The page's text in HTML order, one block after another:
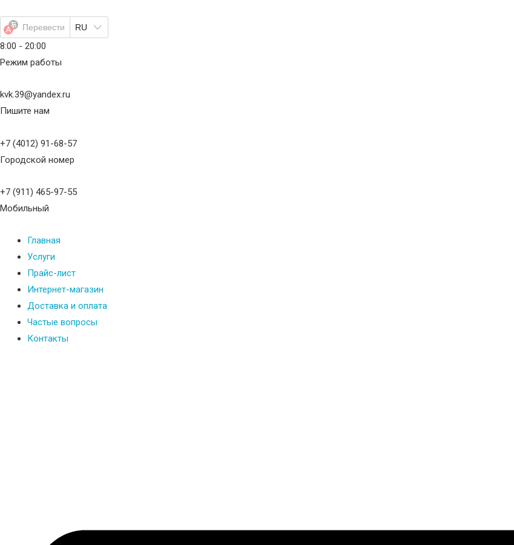
содержимому
Перевести RU
8:00 - 20:00
Режим работы
kvk.39@yandex.ru
Пишите нам
+7 (4012) 91-68-57
Городской номер
+7 (911) 465-97-55
Мобильный
Главная
Услуги
Прайс-лист
Интернет-магазин
Доставка и оплата
Частые вопросы
Контакты